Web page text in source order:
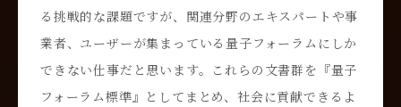
る挑戦的な課題ですが、関連分野のエキスパートや事
業者、ユーザーが集まっている量子フォーラムにしか
できない仕事だと思います。これらの文書群を『量子
フォーラム標準』としてまとめ、社会に貢献できるよ